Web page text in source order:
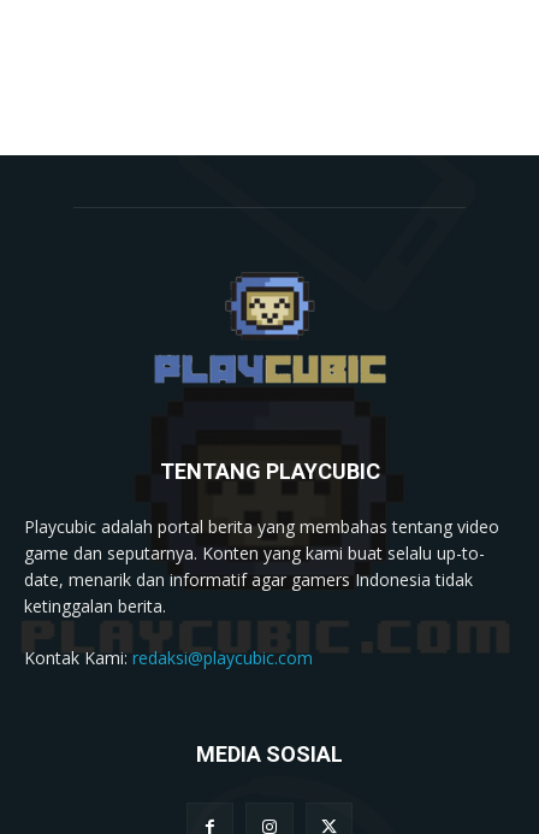
TENTANG PLAYCUBIC
Playcubic adalah portal berita yang membahas tentang video
game dan seputarnya. Konten yang kami buat selalu up-to-
date, menarik dan informatif agar gamers Indonesia tidak
ketinggalan berita.
Kontak Kami:redaksi@playcubic.com
MEDIA SOSIAL